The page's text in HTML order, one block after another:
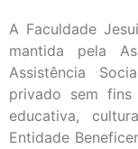
A Faculdade
mantida pela
Assistência
privado sem fins
educativa,
Entidade